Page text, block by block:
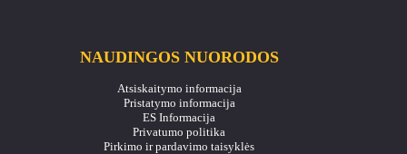
NAUDINGOS NUORODOS
Atsiskaitymo informacija
Pristatymo informacija
ES Informacija
Privatumo politika
Pirkimo ir pardavimo taisyklės